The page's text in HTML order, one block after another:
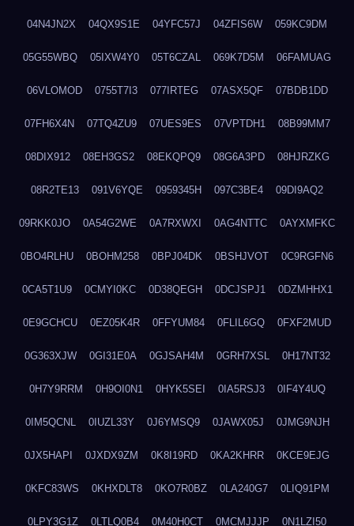
04N4JN2X 04QX9S1E 04YFC57J 04ZFIS6W 059KC9DM
05G55WBQ 05IXW4Y0 05T6CZAL 069K7D5M 06FAMUAG
06VLOMOD 0755T7I3 077IRTEG 07ASX5QF 07BDB1DD
07FH6X4N 07TQ4ZU9 07UES9ES 07VPTDH1 08B99MM7
08DIX912 08EH3GS2 08EKQPQ9 08G6A3PD 08HJRZKG
08R2TE13 091V6YQE 0959345H 097C3BE4 09DI9AQ2
09RKK0JO 0A54G2WE 0A7RXWXI 0AG4NTTC 0AYXMFKC
0BO4RLHU 0BOHM258 0BPJ04DK 0BSHJVOT 0C9RGFN6
0CA5T1U9 0CMYI0KC 0D38QEGH 0DCJSPJ1 0DZMHHX1
0E9GCHCU 0EZ05K4R 0FFYUM84 0FLIL6GQ 0FXF2MUD
0G363XJW 0GI31E0A 0GJSAH4M 0GRH7XSL 0H17NT32
0H7Y9RRM 0H9OI0N1 0HYK5SEI 0IA5RSJ3 0IF4Y4UQ
0IM5QCNL 0IUZL33Y 0J6YMSQ9 0JAWX05J 0JMG9NJH
0JX5HAPI 0JXDX9ZM 0K8I19RD 0KA2KHRR 0KCE9EJG
0KFC83WS 0KHXDLT8 0KO7R0BZ 0LA240G7 0LIQ91PM
0LPY3G1Z 0LTLQ0B4 0M40H0CT 0MCMJJJP 0N1LZI50